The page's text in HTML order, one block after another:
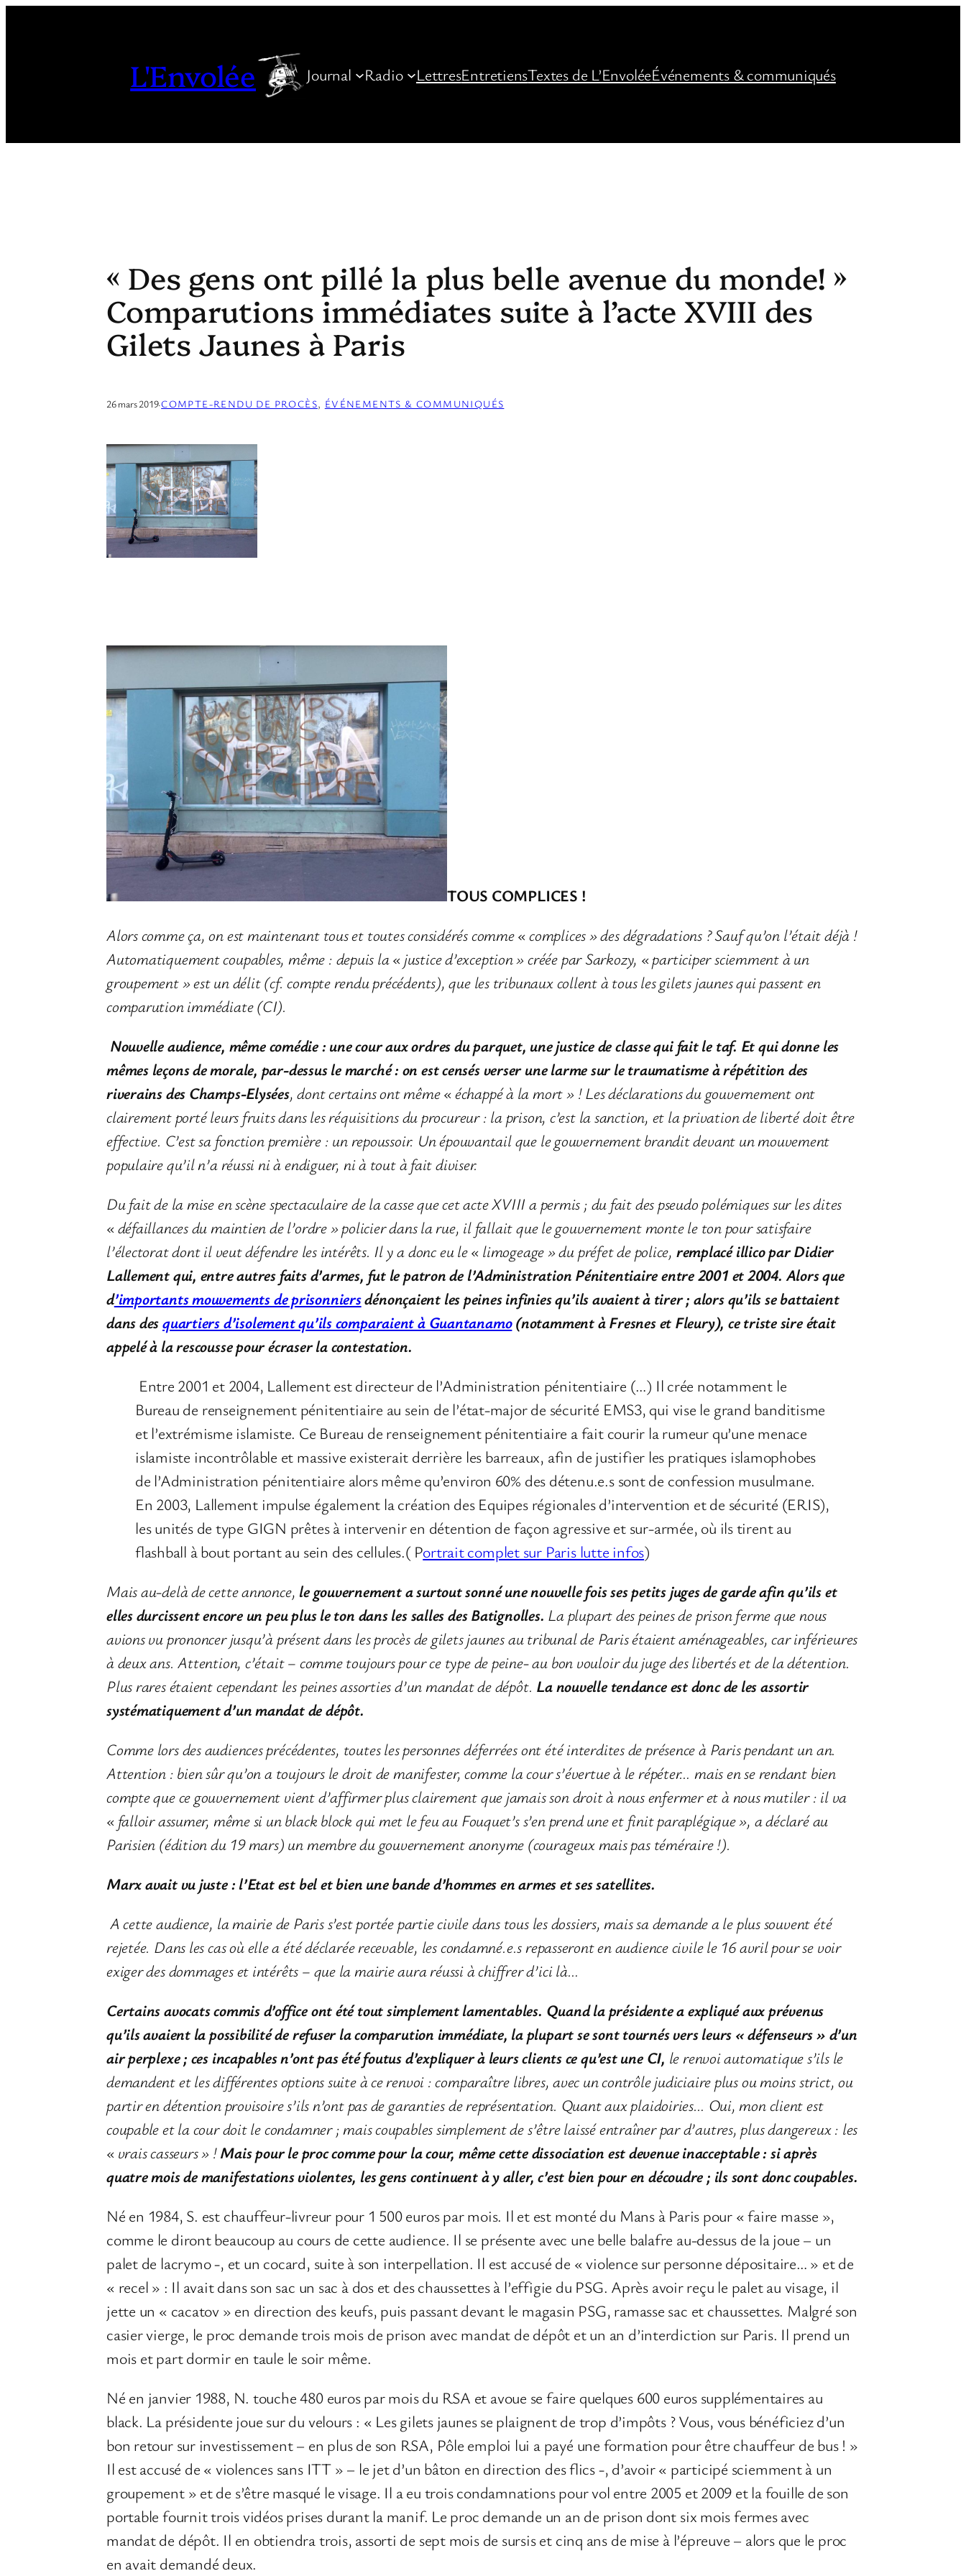
L'Envolée Journal Radio LettresEntretiensTextes de L’EnvoléeÉvénements & communiqués
« Des gens ont pillé la plus belle avenue du monde! »
Comparutions immédiates suite à l’acte XVIII des
Gilets Jaunes à Paris
26 mars 2019·COMPTE-RENDU DE PROCÈS, ÉVÉNEMENTS & COMMUNIQUÉS
TOUS COMPLICES !
Alors comme ça, on est maintenant tous et toutes considérés comme « complices» des dégradations ? Sauf qu’on l’était déjà !
Automatiquement coupables, même : depuis la « justice d’exception » créée par Sarkozy, « participer sciemment à un
groupement » est un délit (cf. compte rendu précédents), que les tribunaux collent à tous les gilets jaunes qui passent en
comparution immédiate (CI).
Nouvelle audience, même comédie: une cour aux ordres du parquet, une justice de classe qui fait le taf. Et qui donne les
mêmes leçons de morale, par-dessus le marché : on est censés verser une larme sur le traumatisme à répétition des
riverains des Champs-Elysées, dont certains ont même « échappé à la mort » ! Les déclarations du gouvernement ont
clairement porté leurs fruits dans les réquisitions du procureur : la prison, c’est la sanction, et la privation de liberté doit être
effective. C’est sa fonction première : un repoussoir. Un épouvantail que le gouvernement brandit devant un mouvement
populaire qu’il n’a réussi ni à endiguer, ni à tout à fait diviser.
Du fait de la mise en scène spectaculaire de la casse que cet acte XVIII a permis ; du fait des pseudo polémiques sur les dites
« défaillances du maintien de l’ordre » policier dans la rue, il fallait que le gouvernement monte le ton pour satisfaire
l’électorat dont il veut défendre les intérêts. Il y a donc eu le « limogeage » du préfet de police, remplacé illico par Didier
Lallement qui, entre autres faits d’armes, fut le patron de l’Administration Pénitentiaire entre 2001 et 2004. Alors que
d’importants mouvements de prisonniersdénonçaient les peines infinies qu’ils avaient à tirer ; alors qu’ils se battaient
dans desquartiers d’isolement qu’ils comparaient à Guantanamo(notamment à Fresnes et Fleury), ce triste sire était
appelé à la rescousse pour écraser la contestation.
Entre 2001 et 2004, Lallement est directeur de l’Administration pénitentiaire (…) Il crée notamment le
Bureau de renseignement pénitentiaire au sein de l’état-major de sécurité EMS3, qui vise le grand banditisme
et l’extrémisme islamiste. Ce Bureau de renseignement pénitentiaire a fait courir la rumeur qu’une menace
islamiste incontrôlable et massive existerait derrière les barreaux, afin de justifier les pratiques islamophobes
de l’Administration pénitentiaire alors même qu’environ 60% des détenu.e.s sont de confession musulmane.
En 2003, Lallement impulse également la création des Equipes régionales d’intervention et de sécurité (ERIS),
les unités de type GIGN prêtes à intervenir en détention de façon agressive et sur-armée, où ils tirent au
flashball à bout portant au sein des cellules.( Portrait complet sur Paris lutte infos)
Mais au-delà de cette annonce, le gouvernement a surtout sonné une nouvelle fois ses petits juges de garde afin qu’ils et
elles durcissent encore un peu plus le ton dans les salles des Batignolles. La plupart des peines de prison ferme que nous
avions vu prononcer jusqu’à présent dans les procès de gilets jaunes au tribunal de Paris étaient aménageables, car inférieures
à deux ans. Attention, c’était – comme toujours pour ce type de peine- au bon vouloir du juge des libertés et de la détention.
Plus rares étaient cependant les peines assorties d’un mandat de dépôt. La nouvelle tendance est donc de les assortir
systématiquement d’un mandat de dépôt.
Comme lors des audiences précédentes, toutes les personnes déferrées ont été interdites de présence à Paris pendant un an.
Attention : bien sûr qu’on a toujours le droit de manifester, comme la cour s’évertue à le répéter… mais en se rendant bien
compte que ce gouvernement vient d’affirmer plus clairement que jamais son droit à nous enfermer et à nous mutiler : il va
« falloir assumer, même si un black block qui met le feu au Fouquet’s s’en prend une et finit paraplégique », a déclaré au
Parisien (édition du 19 mars) un membre du gouvernement anonyme (courageux mais pas téméraire !).
Marx avait vu juste : l’Etat est bel et bien une bande d’hommes en armes et ses satellites.
A cette audience, la mairie de Paris s’est portée partie civile dans tous les dossiers, mais sa demande a le plus souvent été
rejetée. Dans les cas où elle a été déclarée recevable, les condamné.e.s repasseront en audience civile le 16 avril pour se voir
exiger des dommages et intérêts – que la mairie aura réussi à chiffrer d’ici là…
Certains avocats commis d’office ont été tout simplement lamentables. Quand la présidente a expliqué aux prévenus
qu’ils avaient la possibilité de refuser la comparution immédiate, la plupart se sont tournés vers leurs « défenseurs» d’un
air perplexe; ces incapables n’ont pas été foutus d’expliquer à leurs clients ce qu’est une CI, le renvoi automatique s’ils le
demandent et les différentes options suite à ce renvoi : comparaître libres, avec un contrôle judiciaire plus ou moins strict, ou
partir en détention provisoire s’ils n’ont pas de garanties de représentation. Quant aux plaidoiries… Oui, mon client est
coupable et la cour doit le condamner ; mais coupables simplement de s’être laissé entraîner par d’autres, plus dangereux : les
« vrais casseurs » !Mais pour le proc comme pour la cour, même cette dissociation est devenue inacceptable : si après
quatre mois de manifestations violentes, les gens continuent à y aller, c’est bien pour en découdre ; ils sont donc coupables.
Né en 1984, S. est chauffeur-livreur pour 1 500 euros par mois. Il et est monté du Mans à Paris pour « faire masse »,
comme le diront beaucoup au cours de cette audience. Il se présente avec une belle balafre au-dessus de la joue – un
palet de lacrymo -, et un cocard, suite à son interpellation. Il est accusé de « violence sur personne dépositaire… » et de
« recel » : Il avait dans son sac un sac à dos et des chaussettes à l’effigie du PSG. Après avoir reçu le palet au visage, il
jette un « cacatov » en direction des keufs, puis passant devant le magasin PSG, ramasse sac et chaussettes. Malgré son
casier vierge, le proc demande trois mois de prison avec mandat de dépôt et un an d’interdiction sur Paris. Il prend un
mois et part dormir en taule le soir même.
Né en janvier 1988, N. touche 480 euros par mois du RSA et avoue se faire quelques 600 euros supplémentaires au
black. La présidente joue sur du velours : « Les gilets jaunes se plaignent de trop d’impôts ? Vous, vous bénéficiez d’un
bon retour sur investissement – en plus de son RSA, Pôle emploi lui a payé une formation pour être chauffeur de bus ! »
Il est accusé de « violences sans ITT » – le jet d’un bâton en direction des flics -, d’avoir « participé sciemment à un
groupement » et de s’être masqué le visage. Il a eu trois condamnations pour vol entre 2005 et 2009 et la fouille de son
portable fournit trois vidéos prises durant la manif. Le proc demande un an de prison dont six mois fermes avec
mandat de dépôt. Il en obtiendra trois, assorti de sept mois de sursis et cinq ans de mise à l’épreuve – alors que le proc
en avait demandé deux.